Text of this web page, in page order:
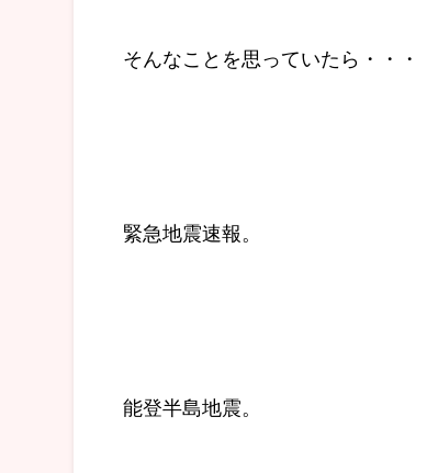
そんなことを思っていたら・・・
緊急地震速報。
能登半島地震。